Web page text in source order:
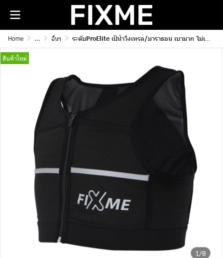
Home ... อื่นๆ ระดับProElite เป้น้ำวิ่งเทรล/มาราธอน เบามาก ไม่เด้ง ไม่แหว่ง ไม่อมเหงื่อ100%
1/8
สินค้าใหม่